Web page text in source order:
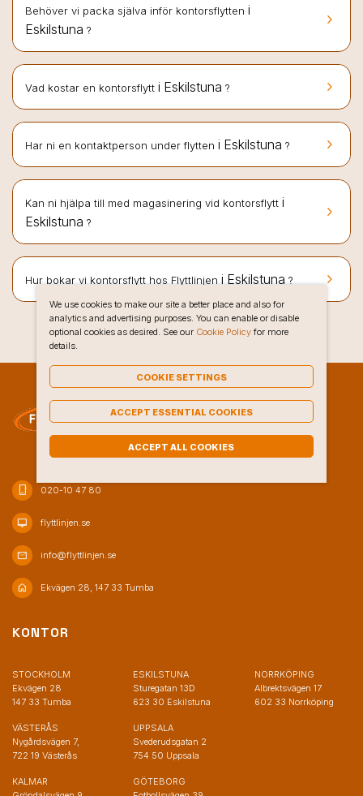
keyboard_arrow_right
Behöver vi packa själva inför kontorsflytten i
Eskilstuna ?
keyboard_arrow_right
Vad kostar en kontorsflytt i Eskilstuna ?
keyboard_arrow_right
Har ni en kontaktperson under flytten i Eskilstuna ?
keyboard_arrow_right
Kan ni hjälpa till med magasinering vid kontorsflytt i
Eskilstuna ?
keyboard_arrow_right
Hur bokar vi kontorsflytt hos Flyttlinjen i Eskilstuna ?
phone_iphone 020-10 47 80
desktop_mac flyttlinjen.se
mail info@flyttlinjen.se
home Ekvägen 28, 147 33 Tumba
KONTOR
STOCKHOLM
Ekvägen 28
147 33 Tumba
VÄSTERÅS
Nygårdsvägen 7,
722 19 Västerås
KALMAR
ESKILSTUNA
Sturegatan 13D
623 30 Eskilstuna
UPPSALA
Svederudsgatan 2
754 50 Uppsala
GÖTEBORG
NORRKÖPING
Albrektsvägen 17
602 33 Norrköping
We use cookies to make our site a better place and also for
analytics and advertising purposes. You can enable or disable
optional cookies as desired. See our Cookie Policyfor more
details.
COOKIE SETTINGS
ACCEPT ESSENTIAL COOKIES
ACCEPT ALL COOKIES